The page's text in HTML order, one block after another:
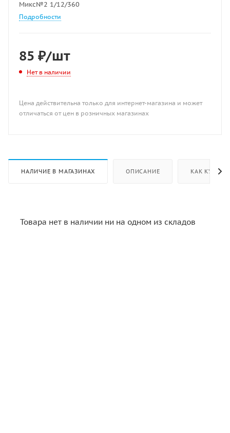
Микс№2 1/12/360
Подробности
85 ₽/шт
Нет в наличии
Цена действительна только для интернет-магазина и может
отличаться от цен в розничных магазинах
НАЛИЧИЕ В МАГАЗИНАХ ОПИСАНИЕ КАК КУПИТЬ
Товара нет в наличии ни на одном из складов